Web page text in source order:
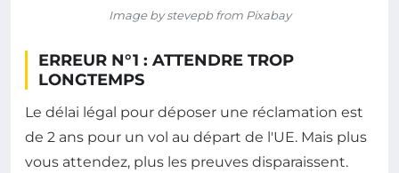
Image by stevepb from Pixabay
ERREUR N°1 : ATTENDRE TROP
LONGTEMPS
Le délai légal pour déposer une réclamation est
de 2 ans pour un vol au départ de l'UE. Mais plus
vous attendez, plus les preuves disparaissent.